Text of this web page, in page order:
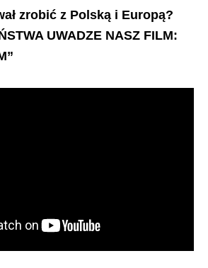
zrobić z Polską i Europą?
UWADZE NASZ FILM: